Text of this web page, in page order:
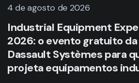
4 de agosto de 2026
Industrial Equipment
2026: o evento gratuito da
Dassault Systèmes para
projeta equipamentos